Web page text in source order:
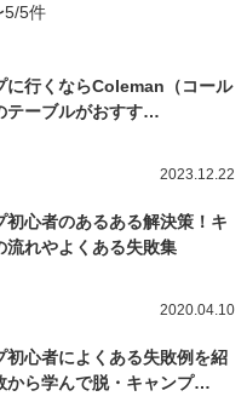
5/5件
に行くならColeman（コール
テーブルがおすす…
2023.12.22
初心者のあるある解決策！キ
流れやよくある失敗集
2020.04.10
初心者によくある失敗例を紹
から学んで脱・キャンプ…